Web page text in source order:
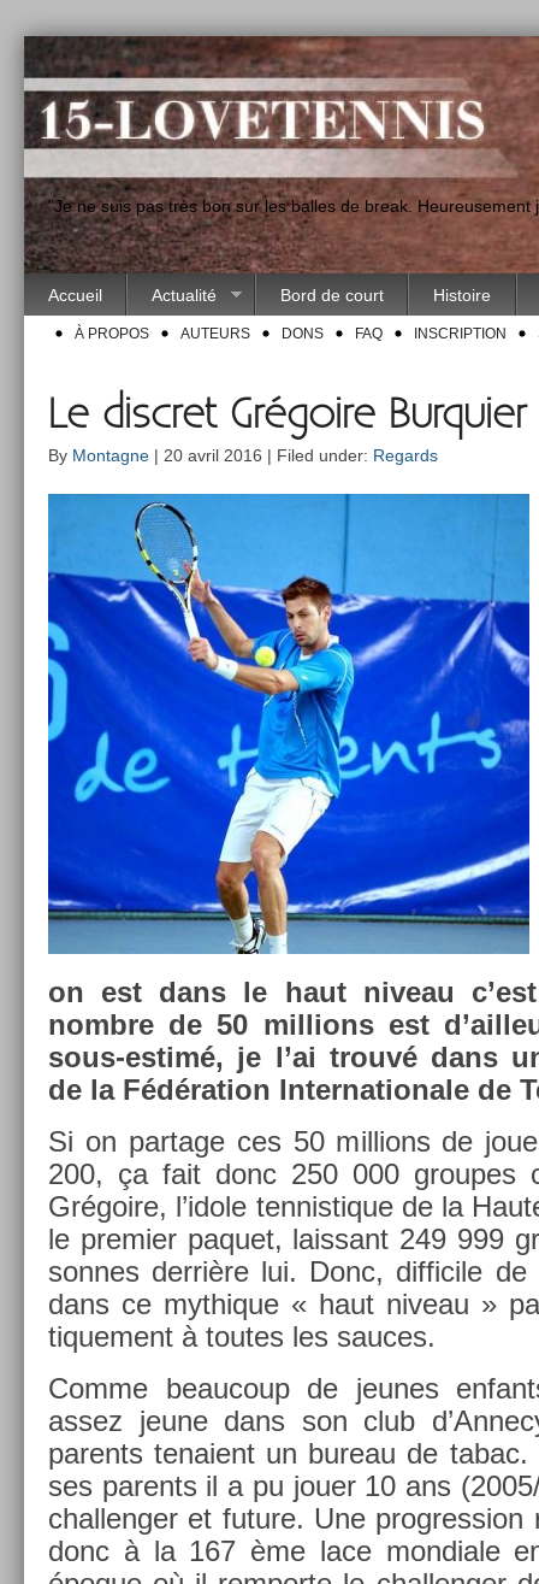
"Je ne suis pas très bon sur les balles de break.
Accueil Actualité Bord de court Histoire
À PROPOS AUTEURS DONS FAQ INSCRIPTION
Le discret Grégoire Burquier
By Montagne | 20 avril 2016 | Filed under: Regards
on est dans le haut niveau
nombre de 50 mill­ions est
sous-estimé, je l’ai trouvé dans
de la Fédéra­tion In­ter­nationale de
Si on par­tage ces 50 mill­ions de
200, ça fait donc 250 000 groupes
Grégoire, l’idole ten­nistique de la
le pre­mi­er paquet, lais­sant 249 999
son­nes derrière lui. Donc, dif­ficile de
dans ce myt­hique « haut niveau »
tique­ment à toutes les sauces.
Comme be­aucoup de jeunes
assez jeune dans son club
parents tenaient un bureau de tabac.
ses parents il a pu jouer 10 ans
chal­leng­er et fu­ture. Une pro­gress­ion
donc à la 167 ème lace mon­diale